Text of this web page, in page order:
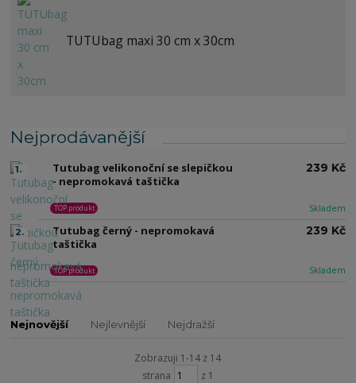
TUTUbag maxi 30 cm x 30cm
Nejprodávanější
1.
Tutubag velikonoční se slepičkou
- nepromokavá taštička
Skladem
TOP produkt
239 Kč
2.
Tutubag černý - nepromokavá
taštička
Skladem
TOP produkt
239 Kč
Nejnovější Nejlevnější Nejdražší
Zobrazuji 1-14 z 14
strana
z 1